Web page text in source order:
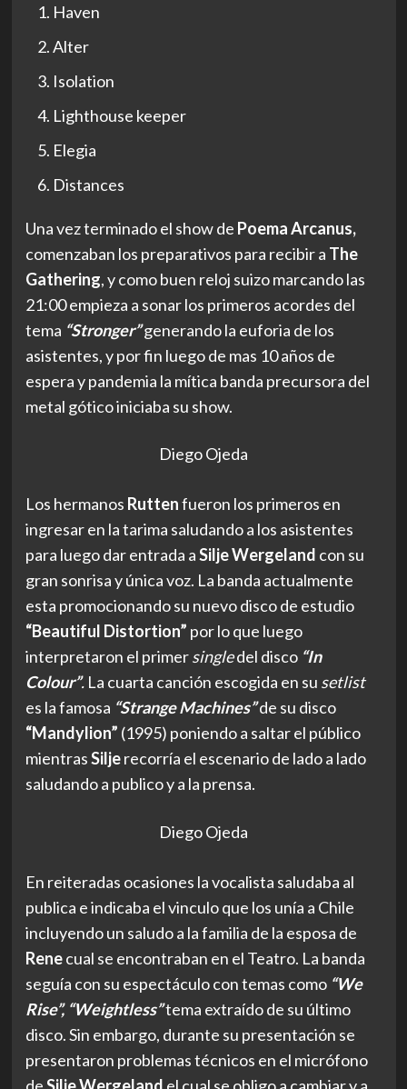
Haven
Alter
Isolation
Lighthouse keeper
Elegia
Distances
Una vez terminado el show de Poema Arcanus,
comenzaban los preparativos para recibir a The
Gathering, y como buen reloj suizo marcando las
21:00 empieza a sonar los primeros acordes del
tema “Stronger”generando la euforia de los
asistentes, y por fin luego de mas 10 años de
espera y pandemia la mítica banda precursora del
metal gótico iniciaba su show.
Diego Ojeda
Los hermanos Ruttenfueron los primeros en
ingresar en la tarima saludando a los asistentes
para luego dar entrada aSilje Wergeland con su
gran sonrisa y única voz. La banda actualmente
esta promocionando su nuevo disco de estudio
“Beautiful Distortion” por lo que luego
interpretaron el primersingledel disco “In
Colour”. La cuarta canción escogida en su setlist
es la famosa “Strange Machines”de su disco
“Mandylion” (1995) poniendo a saltar el público
mientrasSiljerecorría el escenario de lado a lado
saludando a publico y a la prensa.
Diego Ojeda
En reiteradas ocasiones la vocalista saludaba al
publica e indicaba el vinculo que los unía a Chile
incluyendo un saludo a la familia de la esposa de
Renecual se encontraban en el Teatro. La banda
seguía con su espectáculo con temas como “We
Rise”, “Weightless”tema extraído de su último
disco. Sin embargo, durante su presentación se
presentaron problemas técnicos en el micrófono